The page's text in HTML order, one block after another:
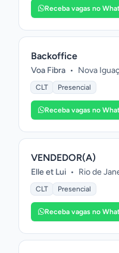
Receba vagas no
Backoffice
Voa Fibra • Nova
CLT Presencial
Receba vagas no
VENDEDOR(A)
Elle et Lui • Rio de
CLT Presencial
Receba vagas no